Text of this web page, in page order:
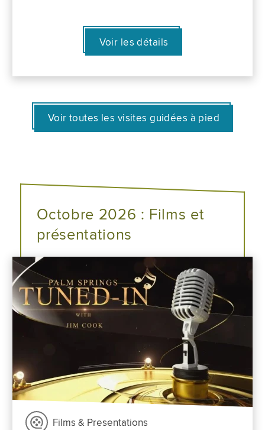
Voir les détails
Voir toutes les visites guidées à pied
Octobre 2026 : Films et
présentations
Films & Presentations